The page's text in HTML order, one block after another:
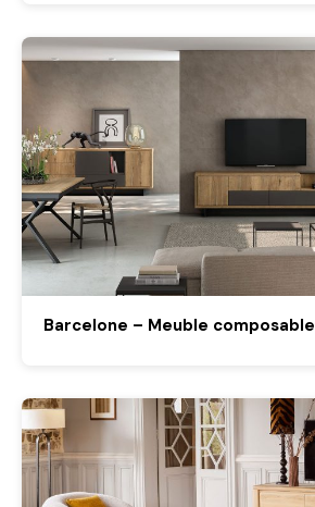
Barcelone – Meuble composable